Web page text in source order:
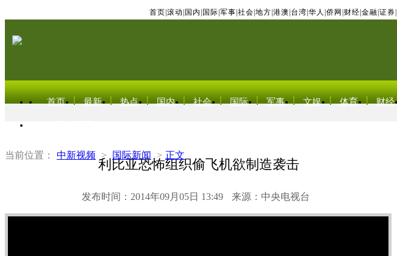
首页 滚动 国内 国际 军事 社会 地方 港澳 台湾 华人 侨网 财经 金融 证券
首页 最新 热点 国内 社会 国际 军事 文娱 体育 财经
当前位置： 中新视频 > 国际新闻 > 正文
利比亚恐怖组织偷飞机欲制造袭击
发布时间：2014年09月05日 13:49 来源：中央电视台